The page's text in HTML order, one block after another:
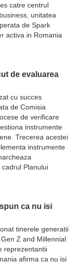
catre centrul
unitatea
de Spark
activa in Romania
de evaluarea
cu succes
de Comisia
de verificare
instrumente
Trecerea acestei
instrumente
Planului
ca nu isi
tinerele generatii
Z and Millennial
reprezentantii
afirma ca nu isi